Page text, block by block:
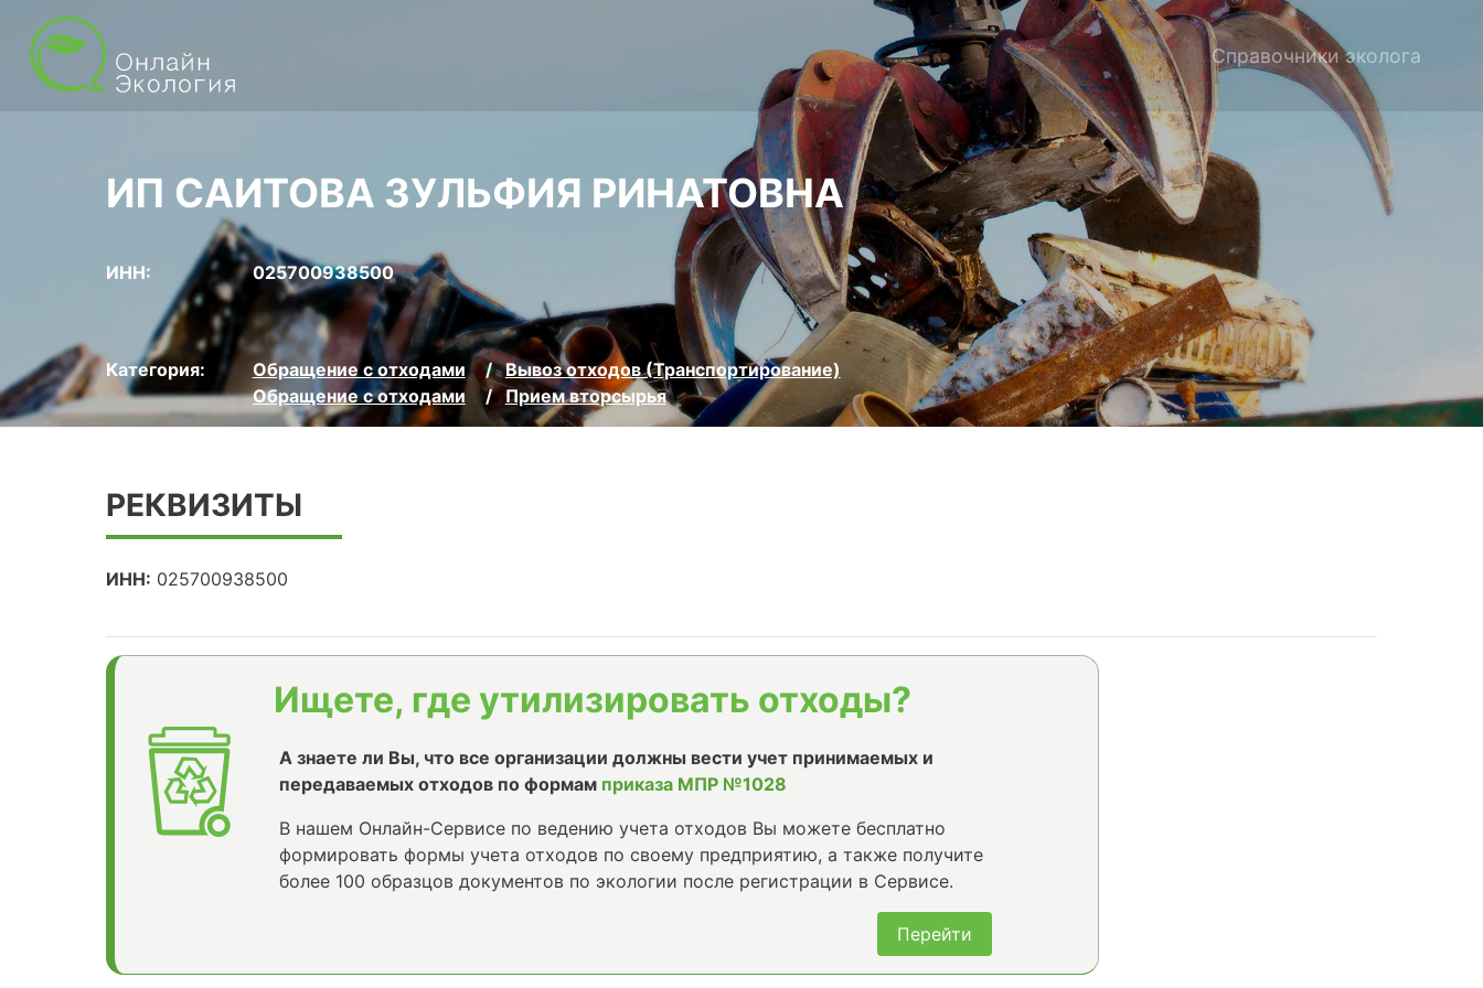
Справочники эколога
ИП САИТОВА ЗУЛЬФИЯ РИНАТОВНА
ИНН: 025700938500
Категория: Обращение с отходами
Вывоз отходов (Транспортирование)
Обращение с отходами
Прием вторсырья
РЕКВИЗИТЫ
ИНН: 025700938500
Ищете, где утилизировать отходы?
А знаете ли Вы, что все организации должны вести учет принимаемых и
передаваемых отходов по формам приказа МПР №1028
В нашем Онлайн-Сервисе по ведению учета отходов Вы можете бесплатно
формировать формы учета отходов по своему предприятию, а также получите
более 100 образцов документов по экологии после регистрации в Сервисе.
Перейти